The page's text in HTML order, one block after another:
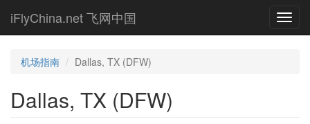
main
iFlyChina.net 飞网中国
机场指南 Dallas, TX (DFW)
Dallas, TX (DFW)